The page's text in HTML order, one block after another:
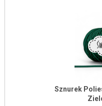
Sznurek